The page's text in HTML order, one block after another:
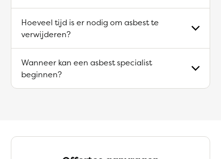
Hoeveel tijd is er nodig om asbest te
verwijderen?
Wanneer kan een asbest specialist
beginnen?